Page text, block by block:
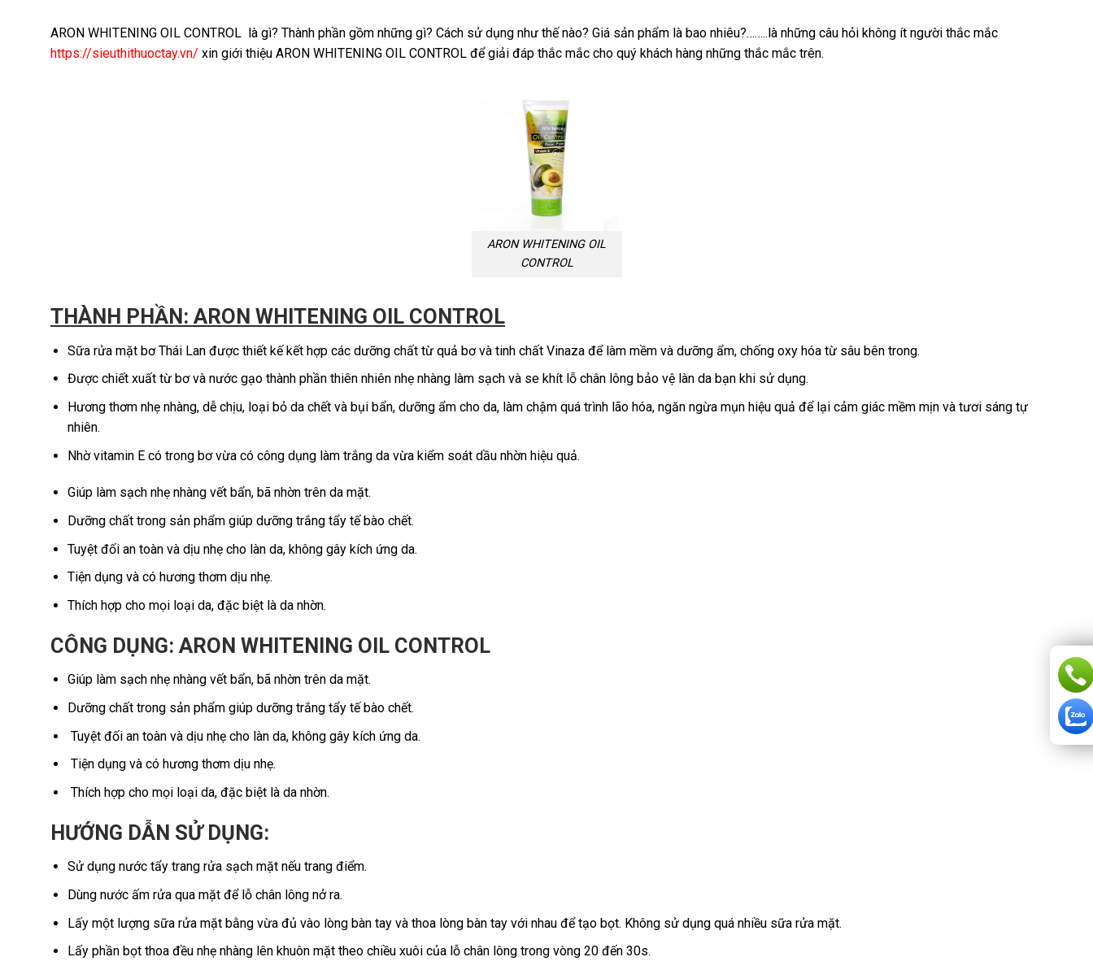
ARON WHITENING OIL CONTROL là gì? Thành phần gồm những gì? Cách sử dụng như thế nào? Giá sản phẩm là bao nhiêu?……..là những câu hỏi không ít người thắc mắc
https://sieuthithuoctay.vn/ xin giới thiệu ARON WHITENING OIL CONTROL để giải đáp thắc mắc cho quý khách hàng những thắc mắc trên.
ARON WHITENING OIL
CONTROL
THÀNH PHẦN: ARON WHITENING OIL CONTROL
Sữa rửa mặt bơ Thái Lan được thiết kế kết hợp các dưỡng chất từ quả bơ và tinh chất Vinaza để làm mềm và dưỡng ẩm, chống oxy hóa từ sâu bên trong.
Được chiết xuất từ bơ và nước gạo thành phần thiên nhiên nhẹ nhàng làm sạch và se khít lỗ chân lông bảo vệ làn da bạn khi sử dụng.
Hương thơm nhẹ nhàng, dễ chịu, loại bỏ da chết và bụi bẩn, dưỡng ẩm cho da, làm chậm quá trình lão hóa, ngăn ngừa mụn hiệu quả để lại cảm giác mềm mịn và tươi sáng tự
nhiên.
Nhờ vitamin E có trong bơ vừa có công dụng làm trắng da vừa kiểm soát dầu nhờn hiệu quả.
Giúp làm sạch nhẹ nhàng vết bẩn, bã nhờn trên da mặt.
Dưỡng chất trong sản phẩm giúp dưỡng trắng tẩy tế bào chết.
Tuyệt đối an toàn và dịu nhẹ cho làn da, không gây kích ứng da.
Tiện dụng và có hương thơm dịu nhẹ.
Thích hợp cho mọi loại da, đặc biệt là da nhờn.
CÔNG DỤNG: ARON WHITENING OIL CONTROL
Giúp làm sạch nhẹ nhàng vết bẩn, bã nhờn trên da mặt.
Dưỡng chất trong sản phẩm giúp dưỡng trắng tẩy tế bào chết.
Tuyệt đối an toàn và dịu nhẹ cho làn da, không gây kích ứng da.
Tiện dụng và có hương thơm dịu nhẹ.
Thích hợp cho mọi loại da, đặc biệt là da nhờn.
HƯỚNG DẪN SỬ DỤNG:
Sử dụng nước tẩy trang rửa sạch mặt nếu trang điểm.
Dùng nước ấm rửa qua mặt để lỗ chân lông nở ra.
Lấy một lượng sữa rửa mặt bằng vừa đủ vào lòng bàn tay và thoa lòng bàn tay với nhau để tạo bọt. Không sử dụng quá nhiều sữa rửa mặt.
Lấy phần bọt thoa đều nhẹ nhàng lên khuôn mặt theo chiều xuôi của lỗ chân lông trong vòng 20 đến 30s.